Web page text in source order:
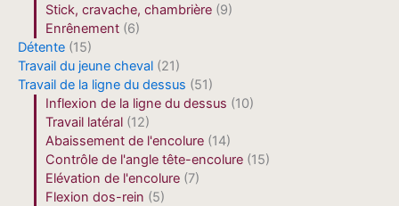
Stick, cravache, chambrière (9)
Enrênement (6)
Détente (15)
Travail du jeune cheval (21)
Travail de la ligne du dessus (51)
Inflexion de la ligne du dessus (10)
Travail latéral (12)
Abaissement de l'encolure (14)
Contrôle de l'angle tête-encolure (15)
Elévation de l'encolure (7)
Flexion dos-rein (5)